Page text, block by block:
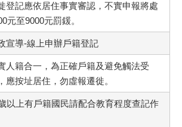
登記應依居住事實審認，不實申報將處
元至9000元罰鍰。
宣導-線上申辦戶籍登記
人籍合一，為正確戶籍及避免觸法受
應按址居住，勿虛報遷徙。
以上有戶籍國民請配合教育程度查記作